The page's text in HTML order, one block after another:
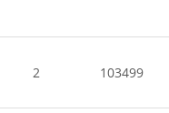
2 103499